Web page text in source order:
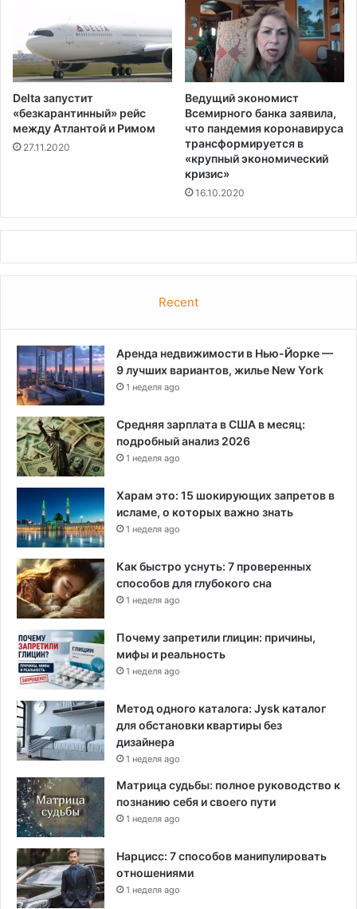
Delta запустит
«безкарантинный» рейс
между Атлантой и Римом
27.11.2020
Ведущий экономист
Всемирного банка заявила,
что пандемия коронавируса
трансформируется в
«крупный экономический
кризис»
16.10.2020
Recent
Аренда недвижимости в Нью-Йорке —
9 лучших вариантов, жилье New York
1 неделя ago
Средняя зарплата в США в месяц:
подробный анализ 2026
1 неделя ago
Харам это: 15 шокирующих запретов в
исламе, о которых важно знать
1 неделя ago
Как быстро уснуть: 7 проверенных
способов для глубокого сна
1 неделя ago
Почему запретили глицин: причины,
мифы и реальность
1 неделя ago
Метод одного каталога: Jysk каталог
для обстановки квартиры без
дизайнера
1 неделя ago
Матрица судьбы: полное руководство к
познанию себя и своего пути
1 неделя ago
Нарцисс: 7 способов манипулировать
отношениями
1 неделя ago